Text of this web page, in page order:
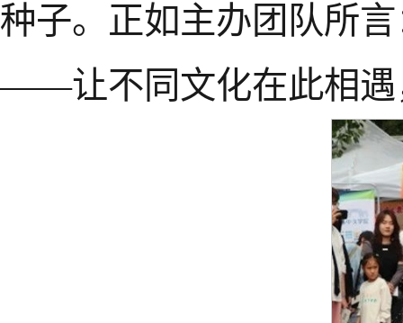
种子。正如主办团队所
——让不同文化在此相遇